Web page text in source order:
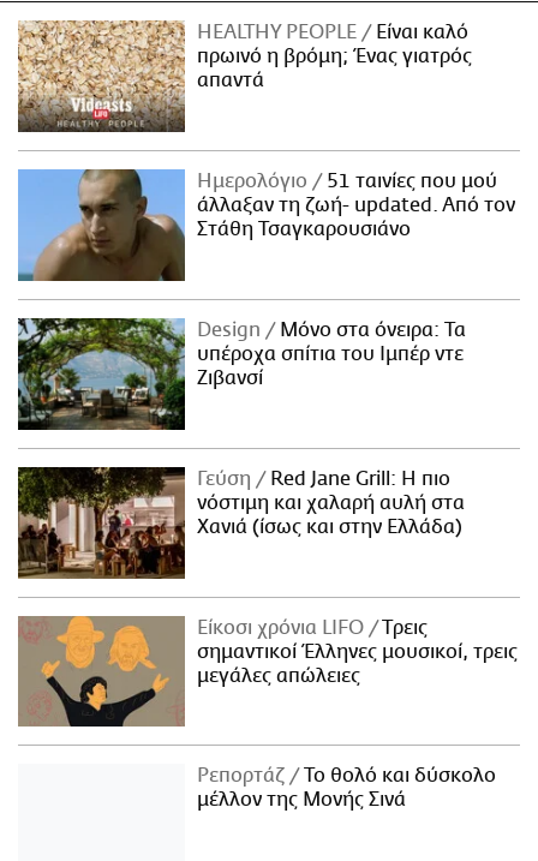
HEALTHY PEOPLE
Είναι καλό
πρωινό η βρόμη; Ένας γιατρός
απαντά
Ημερολόγιο
51 ταινίες που μού
άλλαξαν τη ζωή- updated. Aπό τον
Στάθη Τσαγκαρουσιάνο
Design
Μόνο στα όνειρα: Τα
υπέροχα σπίτια του Ιμπέρ ντε
Ζιβανσί
Γεύση
Red Jane Grill: Η πιο
νόστιμη και χαλαρή αυλή στα
Χανιά (ίσως και στην Ελλάδα)
Είκοσι χρόνια LIFO
Tρεις
σημαντικοί Έλληνες μουσικοί, τρεις
μεγάλες απώλειες
Ρεπορτάζ
Το θολό και δύσκολο
μέλλον της Μονής Σινά